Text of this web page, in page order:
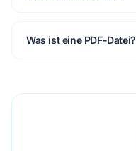
Was ist eine PDF-Datei?